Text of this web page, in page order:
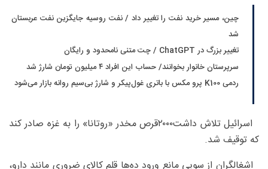
چین، مسیر خرید نفت را تغییر داد / نفت روسیه جایگزین نفت عربستان
شد
تغییر بزرگ در ChatGPT / چت متنی نامحدود و رایگان
سرپرستان خانوار بخوانند/ حساب این افراد ۴ میلیون تومان شارژ شد
ردمی K100 پرو مکس با باتری غول‌پیکر و شارژ بی‌سیم روانه بازار می‌شود
اسرائیل تلاش داشت۲۰۰۰قرص مخدر «روتانا» را به غزه صادر کند
که توقیف شد.
اشغالگران از سویی مانع ورود ده‌ها قلم کالای ضروری مانند دارو،